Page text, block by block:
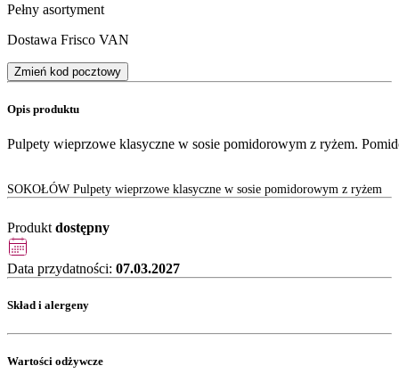
Pełny asortyment
Dostawa Frisco VAN
Zmień kod pocztowy
Opis produktu
Pulpety wieprzowe klasyczne w sosie pomidorowym z ryżem.
SOKOŁÓW Pulpety wieprzowe klasyczne w sosie pomidorowym z ryżem
Produkt dostępny
Data przydatności: 07.03.2027
Skład i alergeny
Wartości odżywcze